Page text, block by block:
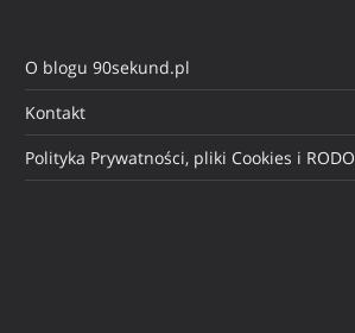
O blogu 90sekund.pl
Kontakt
Polityka Prywatności, pliki Cookies i RODO